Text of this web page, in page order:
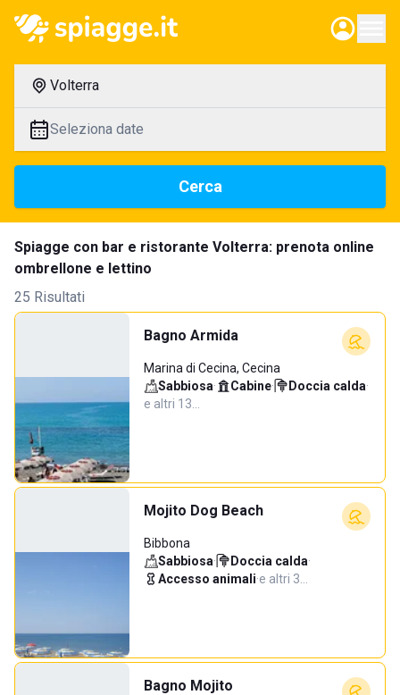
Volterra
Seleziona date
Cerca
Spiagge con bar e ristorante Volterra: prenota online
ombrellone e lettino
25 Risultati
Bagno Armida
Marina di Cecina, Cecina
Sabbiosa· Cabine· Doccia calda·
e altri 13…
Mojito Dog Beach
Bibbona
Sabbiosa· Doccia calda·
Accesso animali·e altri 3…
Bagno Mojito